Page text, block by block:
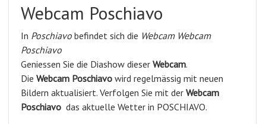
Webcam Poschiavo
In Poschiavo befindet sich die Webcam Webcam
Poschiavo
Geniessen Sie die Diashow dieser Webcam.
Die Webcam Poschiavo wird regelmässig mit neuen
Bildern aktualisiert. Verfolgen Sie mit der Webcam
Poschiavo das aktuelle Wetter in POSCHIAVO.